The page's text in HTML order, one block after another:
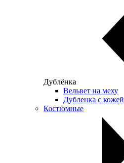
Дублёнка
Вельвет на меху
Дубленка с кожей
Костюмные